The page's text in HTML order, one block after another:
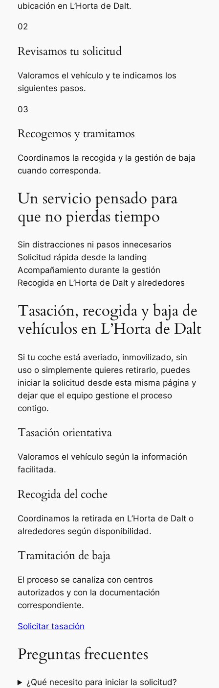
ubicación en L’Horta de Dalt.
02
Revisamos tu solicitud
Valoramos el vehículo y te indicamos los
siguientes pasos.
03
Recogemos y tramitamos
Coordinamos la recogida y la gestión de baja
cuando corresponda.
Un servicio pensado para
que no pierdas tiempo
Sin distracciones ni pasos innecesarios
Solicitud rápida desde la landing
Acompañamiento durante la gestión
Recogida en L’Horta de Dalt y alrededores
Tasación, recogida y baja de
vehículos en L’Horta de Dalt
Si tu coche está averiado, inmovilizado, sin
uso o simplemente quieres retirarlo, puedes
iniciar la solicitud desde esta misma página y
dejar que el equipo gestione el proceso
contigo.
Tasación orientativa
Valoramos el vehículo según la información
facilitada.
Recogida del coche
Coordinamos la retirada en L’Horta de Dalt o
alrededores según disponibilidad.
Tramitación de baja
El proceso se canaliza con centros
autorizados y con la documentación
correspondiente.
Solicitar tasación
Preguntas frecuentes
¿Qué necesito para iniciar la solicitud?